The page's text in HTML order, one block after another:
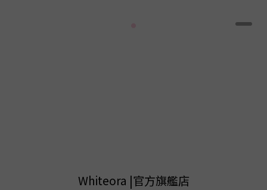
Whiteora |官方旗艦店